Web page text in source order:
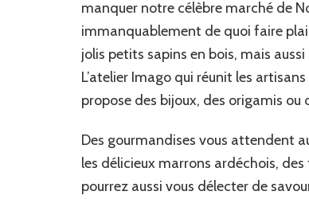
manquer notre célèbre marché de
immanquablement de quoi faire
jolis petits sapins en bois, mais
L’atelier Imago qui réunit les
propose des bijoux, des origamis ou
Des gourmandises vous attendent
les délicieux marrons ardéchois,
pourrez aussi vous délecter de